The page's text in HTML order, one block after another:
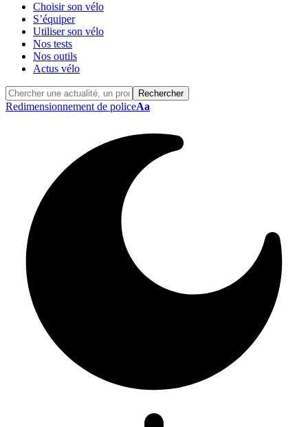
Choisir son vélo
S’équiper
Utiliser son vélo
Nos tests
Nos outils
Actus vélo
Redimensionnement de policeAa